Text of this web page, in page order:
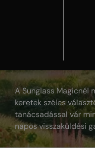
A Sunglass Magicnél
keretek széles
tanácsadással vár
napos visszaküldési